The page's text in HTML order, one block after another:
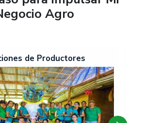
Agro
de Productores